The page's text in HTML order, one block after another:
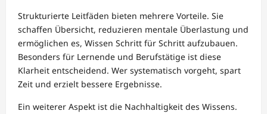
Strukturierte Leitfäden bieten mehrere Vorteile. Sie
schaffen Übersicht, reduzieren mentale Überlastung und
ermöglichen es, Wissen Schritt für Schritt aufzubauen.
Besonders für Lernende und Berufstätige ist diese
Klarheit entscheidend. Wer systematisch vorgeht, spart
Zeit und erzielt bessere Ergebnisse.
Ein weiterer Aspekt ist die Nachhaltigkeit des Wissens.